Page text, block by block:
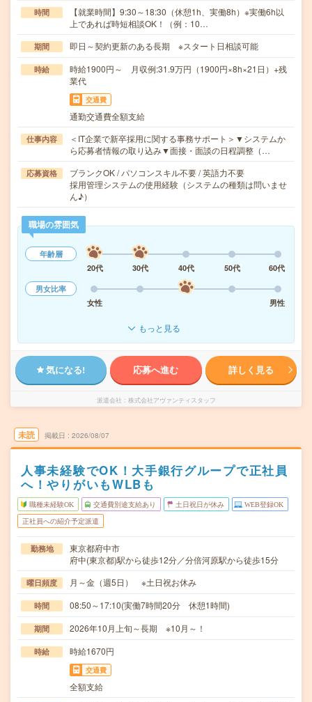
時間
【就業時間】9:30～18:30（休憩1h、実働8h）※実働6h以
上であれば時短相談OK！（例：10…
期間 即日～契約更新のある長期 ※スタート日相談可能
時給
時給1900円～ 月収例:31.9万円（1900円×8h×21日）+残
業代
交通費
通勤交通費全額支給
仕事内容
＜IT企業で新卒採用に関する事務サポート＞▼システムか
ら応募者情報の取り込み▼面接・面談の日程調整（…
応募資格
ブランクOK / パソコンスキル不要 / 英語力不要
採用管理システムの使用経験（システムの種類は問いませ
ん♪）
職場の雰囲気
年齢層
20代
30代 40代 50代
60代
男女比率
女性
男性
もっと見る
気になる! 応募へ進む 詳しく見る
派遣会社 株式会社アヴァンティスタッフ
未読 掲載日 2026/08/07
人事未経験でOK！大手銀行グループで正社員
へ！やりがいもWLBも
職種未経験OK 交通費別途支給あり 土日祝日が休み WEB登録OK
正社員への紹介予定派遣
勤務地
東京都府中市
府中(東京都)駅から徒歩12分／分倍河原駅から徒歩15分
曜日頻度 月～金（週5日） ※土日祝お休み
時間 08:50～17:10(実働7時間20分 休憩1時間)
期間 2026年10月上旬～長期 ※10月～！
時給 時給1670円
交通費
全額支給